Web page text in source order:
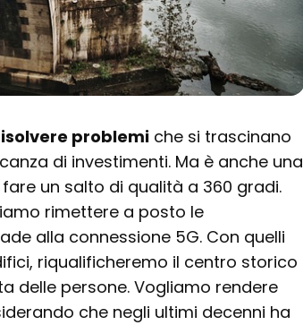
problemi che si trascinano
di investimenti. Ma è anche una
un salto di qualità a 360 gradi.
rimettere a posto le
alla connessione 5G. Con quelli
riqualificheremo il centro storico
delle persone. Vogliamo rendere
che negli ultimi decenni ha